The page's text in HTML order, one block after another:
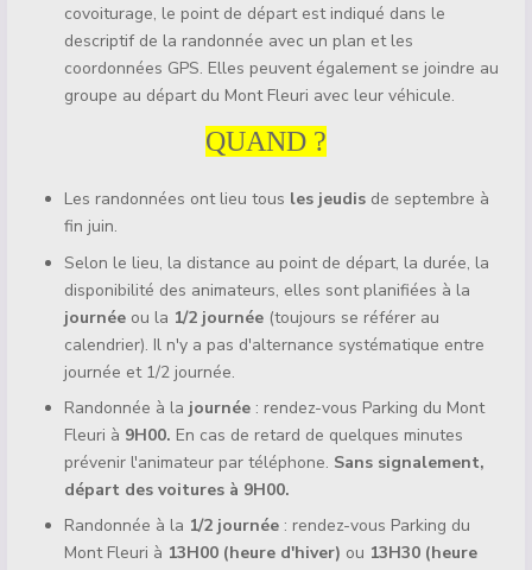
covoiturage, le point de départ est indiqué dans le
descriptif de la randonnée avec un plan et les
coordonnées GPS. Elles peuvent également se joindre au
groupe au départ du Mont Fleuri avec leur véhicule.
QUAND ?
Les randonnées ont lieu tous les jeudis de septembre à
fin juin.
Selon le lieu, la distance au point de départ, la durée, la
disponibilité des animateurs, elles sont planifiées à la
journée ou la 1/2 journée (toujours se référer au
calendrier). Il n'y a pas d'alternance systématique entre
journée et 1/2 journée.
Randonnée à la journée : rendez-vous Parking du Mont
Fleuri à 9H00. En cas de retard de quelques minutes
prévenir l'animateur par téléphone. Sans signalement,
départ des voitures à 9H00.
Randonnée à la 1/2 journée : rendez-vous Parking du
Mont Fleuri à 13H00 (heure d'hiver) ou 13H30 (heure